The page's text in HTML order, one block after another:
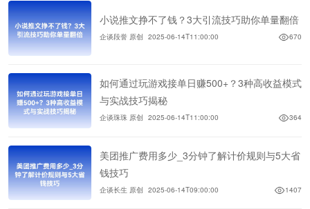
小说推文挣不了钱？3大引流技巧助你单量翻倍
企谈段誉 原创 2025-06-14T11:00:00 670
如何通过玩游戏接单日赚500+？3种高收益模式
与实战技巧揭秘
企谈珠珠 原创 2025-06-14T11:00:00 364
美团推广费用多少_3分钟了解计价规则与5大省
钱技巧
企谈长生 原创 2025-06-14T09:00:00 1407